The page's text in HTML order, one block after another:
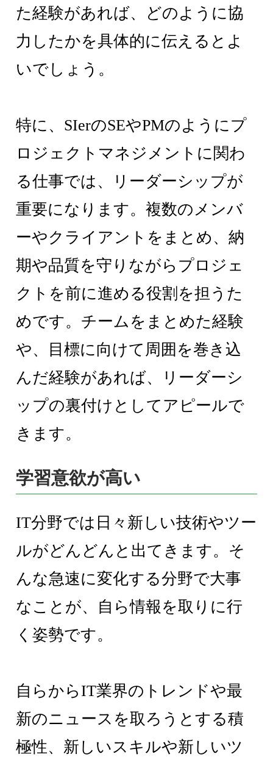
た経験があれば、どのように協
力したかを具体的に伝えるとよ
いでしょう。
特に、SIerのSEやPMのようにプ
ロジェクトマネジメントに関わ
る仕事では、リーダーシップが
重要になります。複数のメンバ
ーやクライアントをまとめ、納
期や品質を守りながらプロジェ
クトを前に進める役割を担うた
めです。チームをまとめた経験
や、目標に向けて周囲を巻き込
んだ経験があれば、リーダーシ
ップの裏付けとしてアピールで
きます。
学習意欲が高い
IT分野では日々新しい技術やツー
ルがどんどんと出てきます。そ
んな急速に変化する分野で大事
なことが、自ら情報を取りに行
く姿勢です。
自らからIT業界のトレンドや最
新のニュースを取ろうとする積
極性、新しいスキルや新しいツ